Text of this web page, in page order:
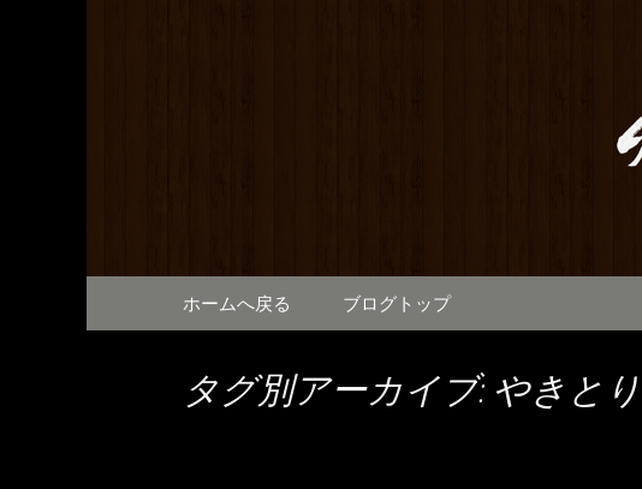
和元からの
コンテンツへ移動
ホームへ戻る ブログトップ
タグ別アーカイブ: やきとり